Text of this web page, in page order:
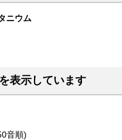
ニウム
表示しています
音順)